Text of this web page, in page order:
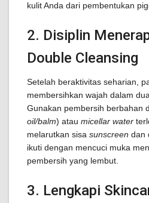
kulit Anda dari pembentukan
2. Disiplin
Double Cleansing
Setelah beraktivitas seharian,
membersihkan wajah dalam
Gunakan pembersih berbahan
oil/balm) atau micellar water
melarutkan sisa sunscreen dan
ikuti dengan mencuci muka
pembersih yang lembut.
3. Lengkapi